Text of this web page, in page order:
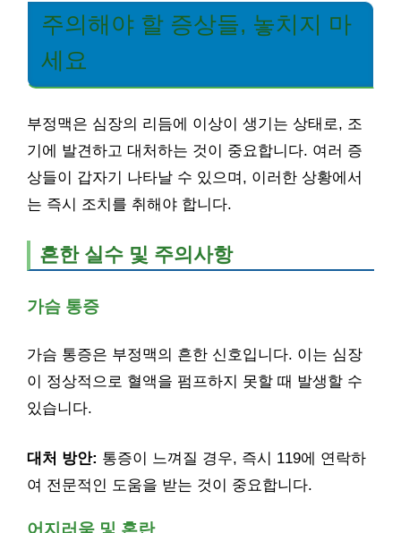
주의해야 할 증상들, 놓치지 마
세요
부정맥은 심장의 리듬에 이상이 생기는 상태로, 조
기에 발견하고 대처하는 것이 중요합니다. 여러 증
상들이 갑자기 나타날 수 있으며, 이러한 상황에서
는 즉시 조치를 취해야 합니다.
흔한 실수 및 주의사항
가슴 통증
가슴 통증은 부정맥의 흔한 신호입니다. 이는 심장
이 정상적으로 혈액을 펌프하지 못할 때 발생할 수
있습니다.
대처 방안: 통증이 느껴질 경우, 즉시 119에 연락하
여 전문적인 도움을 받는 것이 중요합니다.
어지러움 및 혼란